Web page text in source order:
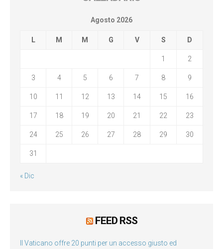
Agosto 2026
L M M G V S D
1 2
3 4 5 6 7 8 9
10 11 12 13 14 15 16
17 18 19 20 21 22 23
24 25 26 27 28 29 30
31
« Dic
FEED RSS
Il Vaticano offre 20 punti per un accesso giusto ed